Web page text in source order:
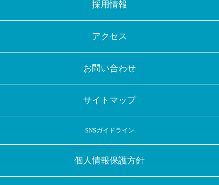
採用情報
アクセス
お問い合わせ
サイトマップ
SNSガイドライン
個人情報保護方針